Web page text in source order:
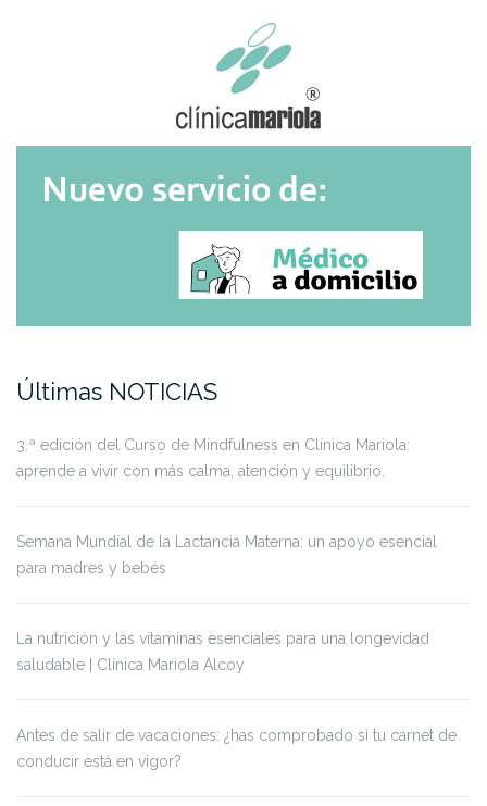
Últimas NOTICIAS
3.ª edición del Curso de Mindfulness en Clínica Mariola:
aprende a vivir con más calma, atención y equilibrio.
Semana Mundial de la Lactancia Materna: un apoyo esencial
para madres y bebés
La nutrición y las vitaminas esenciales para una longevidad
saludable | Clínica Mariola Alcoy
Antes de salir de vacaciones: ¿has comprobado si tu carnet de
conducir está en vigor?